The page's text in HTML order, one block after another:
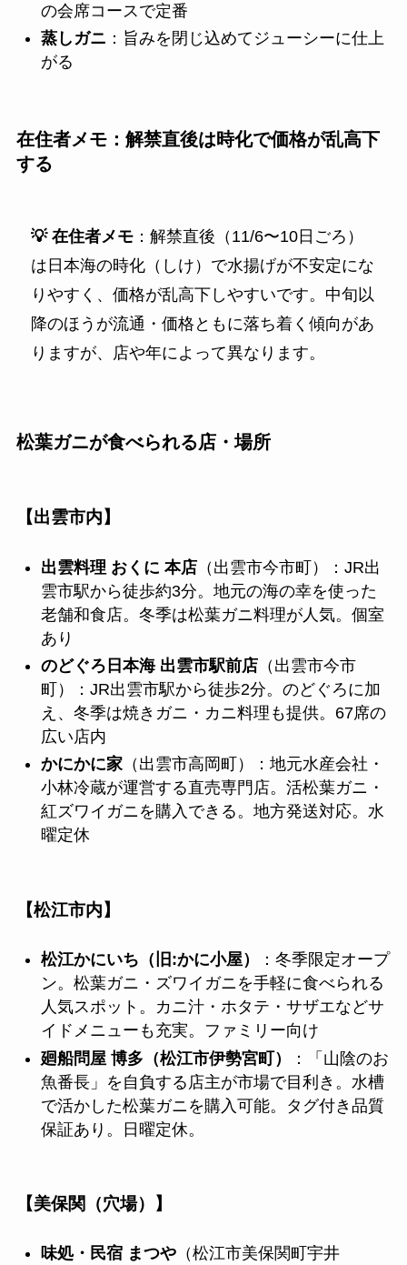
の会席コースで定番
蒸しガニ ：旨みを閉じ込めてジューシーに仕上
がる
在住者メモ：解禁直後は時化で価格が乱高下
する
💡 在住者メモ：解禁直後（11/6〜10日ごろ）
は日本海の時化（しけ）で水揚げが不安定にな
りやすく、価格が乱高下しやすいです。中旬以
降のほうが流通・価格ともに落ち着く傾向があ
りますが、店や年によって異なります。
松葉ガニが食べられる店・場所
【出雲市内】
出雲料理 おくに 本店（出雲市今市町）：JR出
雲市駅から徒歩約3分。地元の海の幸を使った
老舗和食店。冬季は松葉ガニ料理が人気。個室
あり
のどぐろ日本海 出雲市駅前店（出雲市今市
町）：JR出雲市駅から徒歩2分。のどぐろに加
え、冬季は焼きガニ・カニ料理も提供。67席の
広い店内
かにかに家（出雲市高岡町）：地元水産会社・
小林冷蔵が運営する直売専門店。活松葉ガニ・
紅ズワイガニを購入できる。地方発送対応。水
曜定休
【松江市内】
松江かにいち（旧:かに小屋）
：冬季限定オープ
ン。松葉ガニ・ズワイガニを手軽に食べられる
人気スポット。カニ汁・ホタテ・サザエなどサ
イドメニューも充実。ファミリー向け
廻船問屋 博多（松江市伊勢宮町）
：「山陰のお
魚番長」を自負する店主が市場で目利き。水槽
で活かした松葉ガニを購入可能。タグ付き品質
保証あり。日曜定休。
【美保関（穴場）】
味処・民宿 まつや（松江市美保関町宇井